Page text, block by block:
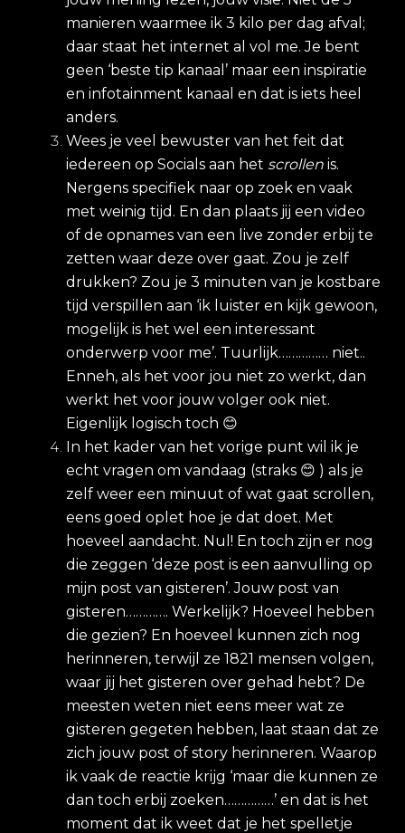
manieren waarmee ik 3 kilo per dag afval;
daar staat het internet al vol me. Je bent
geen ‘beste tip kanaal’ maar een inspiratie
en infotainment kanaal en dat is iets heel
anders.
Wees je veel bewuster van het feit dat
iedereen op Socials aan het scrollen is.
Nergens specifiek naar op zoek en vaak
met weinig tijd. En dan plaats jij een video
of de opnames van een live zonder erbij te
zetten waar deze over gaat. Zou je zelf
drukken? Zou je 3 minuten van je kostbare
tijd verspillen aan ‘ik luister en kijk gewoon,
mogelijk is het wel een interessant
onderwerp voor me’. Tuurlijk…………… niet..
Enneh, als het voor jou niet zo werkt, dan
werkt het voor jouw volger ook niet.
Eigenlijk logisch toch 😊
In het kader van het vorige punt wil ik je
echt vragen om vandaag (straks 😊 ) als je
zelf weer een minuut of wat gaat scrollen,
eens goed oplet hoe je dat doet. Met
hoeveel aandacht. Nul! En toch zijn er nog
die zeggen ‘deze post is een aanvulling op
mijn post van gisteren’. Jouw post van
gisteren…………. Werkelijk? Hoeveel hebben
die gezien? En hoeveel kunnen zich nog
herinneren, terwijl ze 1821 mensen volgen,
waar jij het gisteren over gehad hebt? De
meesten weten niet eens meer wat ze
gisteren gegeten hebben, laat staan dat ze
zich jouw post of story herinneren. Waarop
ik vaak de reactie krijg ‘maar die kunnen ze
dan toch erbij zoeken……………’ en dat is het
moment dat ik weet dat je het spelletje